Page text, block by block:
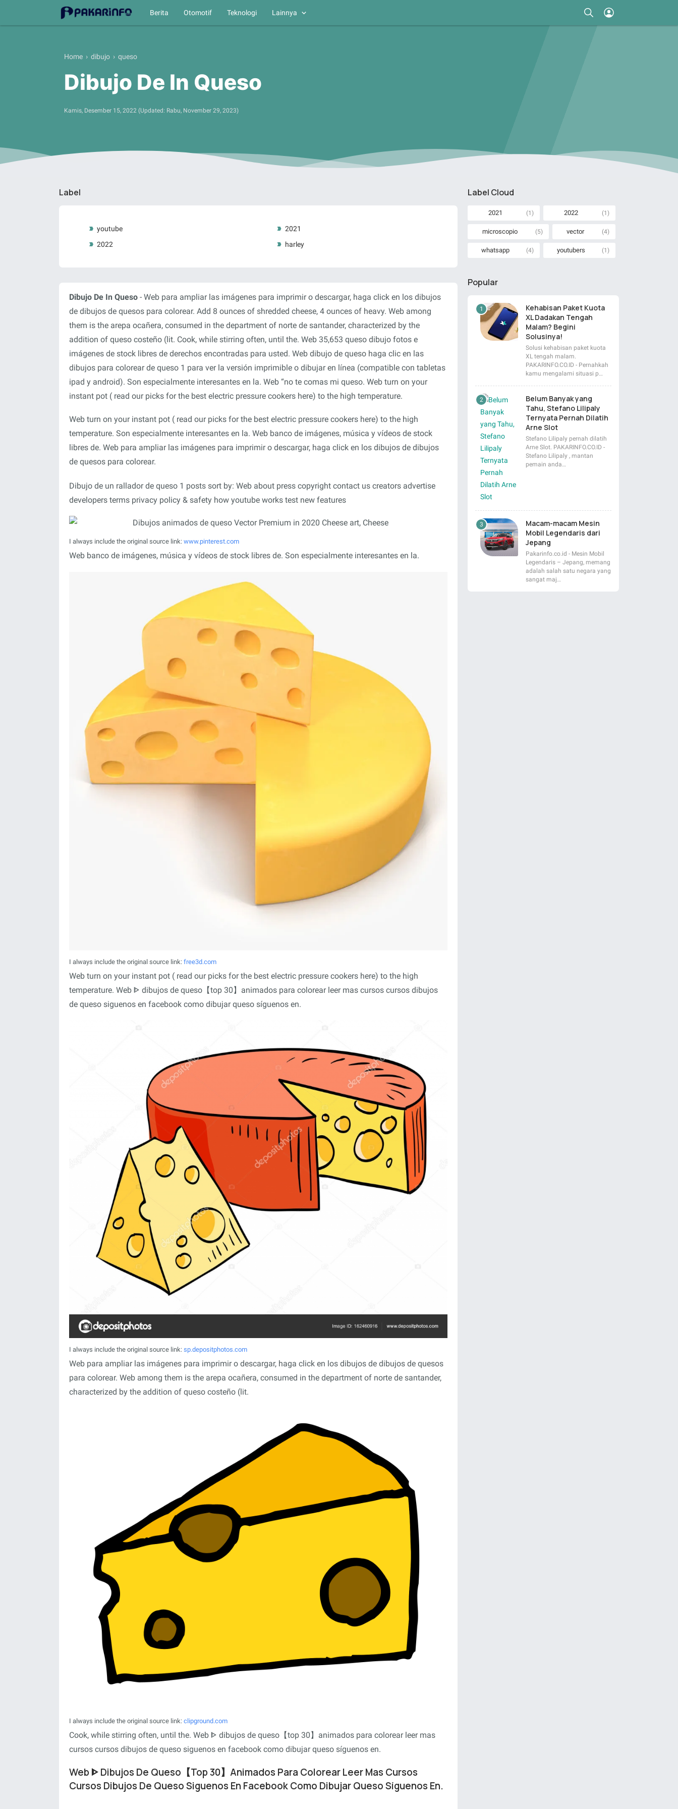
Berita Otomotif Teknologi Lainnya
Label
youtube
2021
2022
harley
Home › dibujo › queso
Dibujo De In Queso
Kamis, Desember 15, 2022 (Updated: Rabu, November 29, 2023)
Dibujo De In Queso - Web para ampliar las imágenes para imprimir o descargar, haga click en los dibujos
de dibujos de quesos para colorear. Add 8 ounces of shredded cheese, 4 ounces of heavy. Web among
them is the arepa ocañera, consumed in the department of norte de santander, characterized by the
addition of queso costeño (lit. Cook, while stirring often, until the. Web 35,653 queso dibujo fotos e
imágenes de stock libres de derechos encontradas para usted. Web dibujo de queso haga clic en las
dibujos para colorear de queso 1 para ver la versión imprimible o dibujar en línea (compatible con tabletas
ipad y android). Son especialmente interesantes en la. Web “no te comas mi queso. Web turn on your
instant pot ( read our picks for the best electric pressure cookers here) to the high temperature.
Web turn on your instant pot ( read our picks for the best electric pressure cookers here) to the high
temperature. Son especialmente interesantes en la. Web banco de imágenes, música y vídeos de stock
libres de. Web para ampliar las imágenes para imprimir o descargar, haga click en los dibujos de dibujos
de quesos para colorear.
Dibujo de un rallador de queso 1 posts sort by: Web about press copyright contact us creators advertise
developers terms privacy policy & safety how youtube works test new features
I always include the original source link: www.pinterest.com
Web banco de imágenes, música y vídeos de stock libres de. Son especialmente interesantes en la.
I always include the original source link: free3d.com
Web turn on your instant pot ( read our picks for the best electric pressure cookers here) to the high
temperature. Web ᐈ dibujos de queso【top 30】animados para colorear leer mas cursos cursos dibujos
de queso siguenos en facebook como dibujar queso síguenos en.
I always include the original source link: sp.depositphotos.com
Web para ampliar las imágenes para imprimir o descargar, haga click en los dibujos de dibujos de quesos
para colorear. Web among them is the arepa ocañera, consumed in the department of norte de santander,
characterized by the addition of queso costeño (lit.
I always include the original source link: clipground.com
Cook, while stirring often, until the. Web ᐈ dibujos de queso【top 30】animados para colorear leer mas
cursos cursos dibujos de queso siguenos en facebook como dibujar queso síguenos en.
Web ᐈ Dibujos De Queso【Top 30】Animados Para Colorear Leer Mas Cursos
Cursos Dibujos De Queso Siguenos En Facebook Como Dibujar Queso Síguenos En.
Label Cloud
2021 (1) 2022 (1)
microscopio (5) vector (4)
whatsapp (4) youtubers (1)
Popular
Kehabisan Paket Kuota
XL Dadakan Tengah
Malam? Begini
Solusinya!
Solusi kehabisan paket kuota
XL tengah malam.
PAKARINFO.CO.ID - Pernahkah
kamu mengalami situasi p…
Belum Banyak yang
Tahu, Stefano Lilipaly
Ternyata Pernah Dilatih
Arne Slot
Stefano Lilipaly pernah dilatih
Arne Slot. PAKARINFO.CO.ID -
Stefano Lilipaly , mantan
pemain anda…
Macam-macam Mesin
Mobil Legendaris dari
Jepang
Pakarinfo.co.id - Mesin Mobil
Legendaris – Jepang, memang
adalah salah satu negara yang
sangat maj…